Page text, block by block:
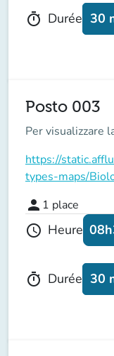
timer Durée 30
Posto 003
Per visualizzare
https://
types-maps/
person 1 place
schedule Heure
timer Durée 30